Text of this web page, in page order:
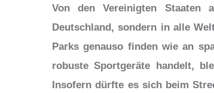
Von den Vereinigten
Deutschland, sondern in alle
Parks genauso finden wie an
robuste Sportgeräte handelt,
Insofern dürfte es sich beim